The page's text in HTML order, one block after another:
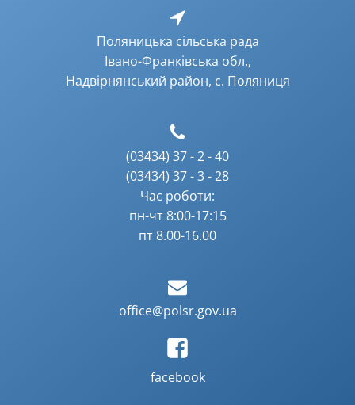
Поляницька сільська рада
Івано-Франківська обл.,
Надвірнянський район, с. Поляниця
(03434) 37 - 2 - 40
(03434) 37 - 3 - 28
Час роботи:
пн-чт 8:00-17:15
пт 8.00-16.00
office@polsr.gov.ua
facebook